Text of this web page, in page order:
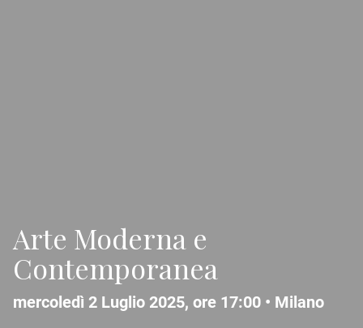
Arte Moderna e
Contemporanea
mercoledì 2 Luglio 2025, ore 17:00 • Milano